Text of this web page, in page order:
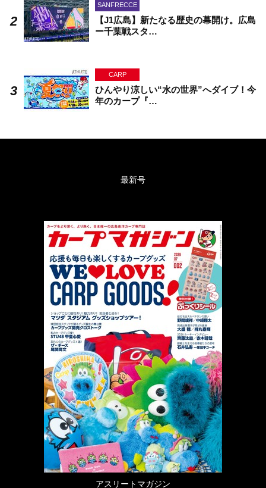
SANFRECCE
【J1広島】新たなる歴史の幕開け。広島
ー千葉戦スタ…
CARP
ひんやり涼しい“水の世界”へダイブ！今
年のカープ『…
最新号
アスリートマガジン